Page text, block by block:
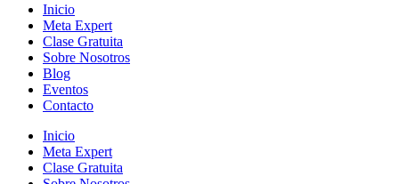
Inicio
Meta Expert
Clase Gratuita
Sobre Nosotros
Blog
Eventos
Contacto
Inicio
Meta Expert
Clase Gratuita